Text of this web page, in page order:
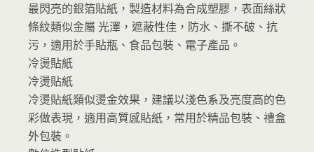
最閃亮的銀箔貼紙，製造材料為合成塑膠，表面絲狀
條紋類似金屬 光澤，遮蔽性佳，防水、撕不破、抗
污，適用於手貼瓶、食品包裝、電子產品。
冷燙貼紙
冷燙貼紙
冷燙貼紙類似燙金效果，建議以淺色系及亮度高的色
彩做表現，適用高質感貼紙，常用於精品包裝、禮盒
外包裝。